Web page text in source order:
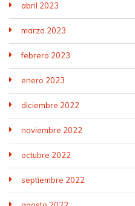
abril 2023
marzo 2023
febrero 2023
enero 2023
diciembre 2022
noviembre 2022
octubre 2022
septiembre 2022